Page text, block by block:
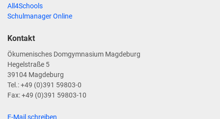
All4Schools
Schulmanager Online
Kontakt
Ökumenisches Domgymnasium Magdeburg
Hegelstraße 5
39104 Magdeburg
Tel.: +49 (0)391 59803-0
Fax: +49 (0)391 59803-10
E-Mail schreiben